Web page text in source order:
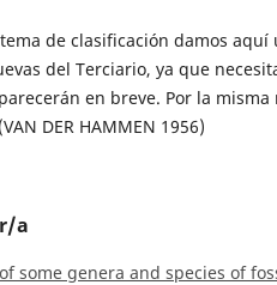
de clasificación damos
del Terciario, ya que
en breve. Por la
DER HAMMEN 1956)
a
some genera and species of